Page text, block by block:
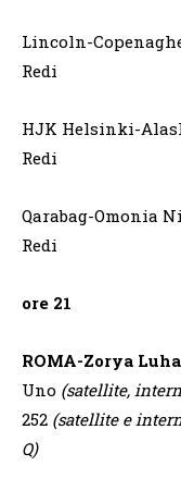
Lincoln-
Redi
HJK Helsinki-
Redi
Qarabag-
Redi
ore 21
ROMA-Zorya
Uno (satellite,
252 (satellite e
Q)